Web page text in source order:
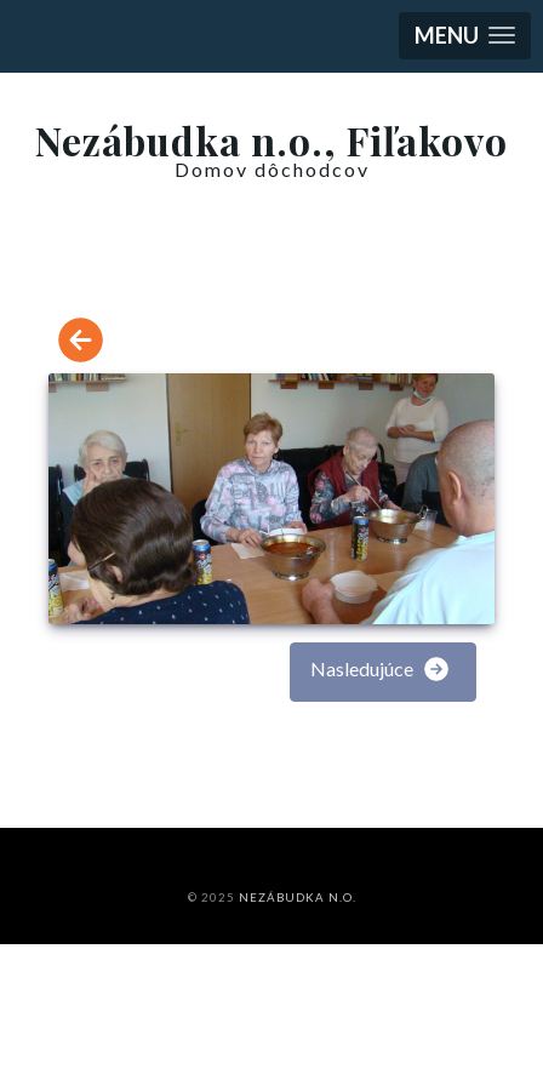
MENU
Nezábudka n.o., Fiľakovo
Domov dôchodcov
Nasledujúce
© 2025 NEZÁBUDKA N.O.